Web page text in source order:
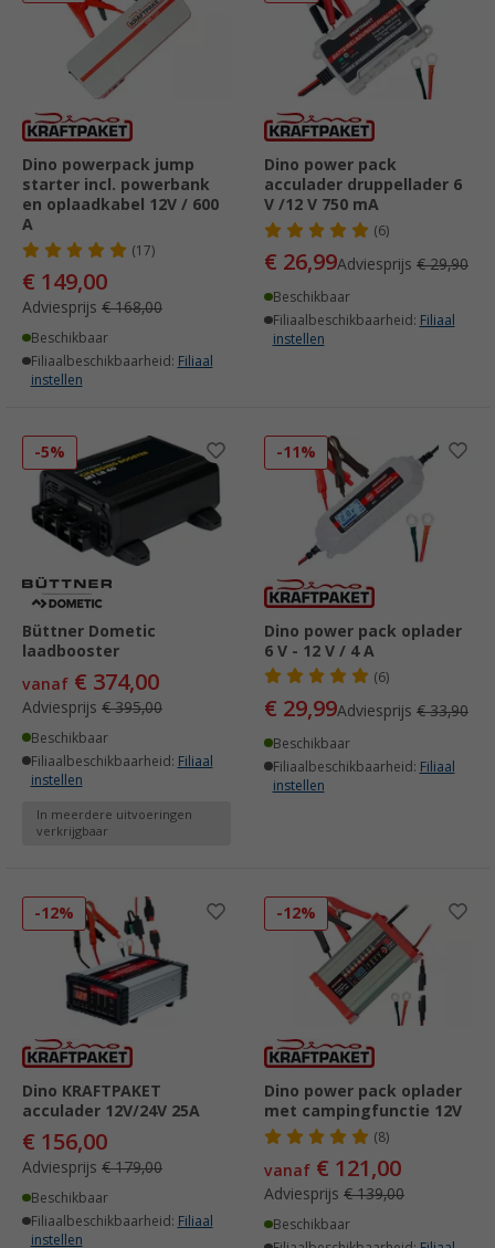
Dino powerpack jump
starter incl. powerbank
en oplaadkabel 12V / 600
A
(17)
€ 149,00
Adviesprijs € 168,00
Beschikbaar
Filiaalbeschikbaarheid: Filiaal
instellen
Dino power pack
acculader druppellader 6
V /12 V 750 mA
(6)
€ 26,99Adviesprijs € 29,90
Beschikbaar
Filiaalbeschikbaarheid: Filiaal
instellen
-5%
Büttner Dometic
laadbooster
vanaf € 374,00
Adviesprijs € 395,00
Beschikbaar
Filiaalbeschikbaarheid: Filiaal
instellen
In meerdere uitvoeringen
verkrijgbaar
-11%
Dino power pack oplader
6 V - 12 V / 4 A
(6)
€ 29,99Adviesprijs € 33,90
Beschikbaar
Filiaalbeschikbaarheid: Filiaal
instellen
-12%
Dino KRAFTPAKET
acculader 12V/24V 25A
€ 156,00
Adviesprijs € 179,00
Beschikbaar
Filiaalbeschikbaarheid: Filiaal
instellen
-12%
Dino power pack oplader
met campingfunctie 12V
(8)
vanaf € 121,00
Adviesprijs € 139,00
Beschikbaar